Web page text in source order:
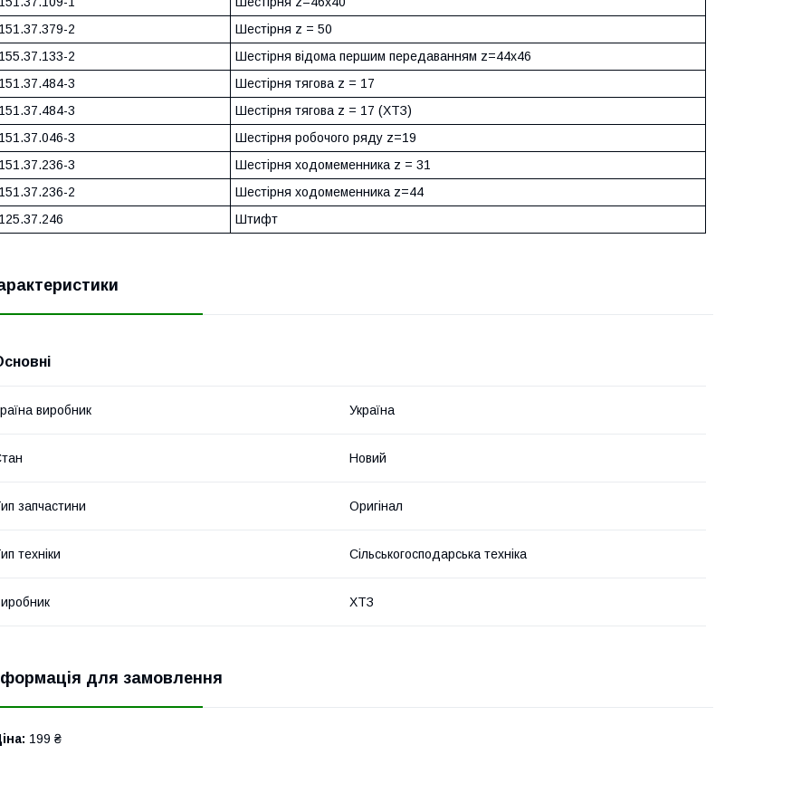
2
Шестірня z = 50
2
Шестірня відома першим передаванням z=44х46
3
Шестірня тягова z = 17
3
Шестірня тягова z = 17 (ХТЗ)
3
Шестірня робочого ряду z=19
3
Шестірня ходомеменника z = 31
2
Шестірня ходомеменника z=44
Штифт
виробник Україна
Новий
запчастини Оригінал
техніки Сільськогосподарська техніка
ХТЗ
для замовлення
199 ₴